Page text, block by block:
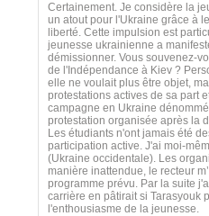
Certainement. Je considère la
un atout pour l'Ukraine grâce à
liberté. Cette impulsion est
jeunesse ukrainienne a
démissionner. Vous souvenez-
de l'Indépendance à Kiev ?
elle ne voulait plus être objet,
protestations actives de sa part
campagne en Ukraine
protestation organisée après la
Les étudiants n'ont jamais été
participation active. J'ai moi-
(Ukraine occidentale). Les
manière inattendue, le recteur
programme prévu. Par la suite
carrière en pâtirait si Tarasyouk
l'enthousiasme de la jeunesse.